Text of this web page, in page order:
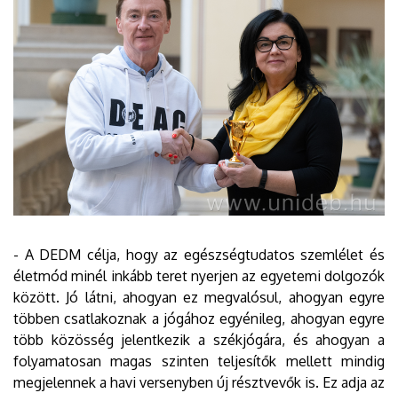
- A DEDM célja, hogy az egészségtudatos szemlélet és
életmód minél inkább teret nyerjen az egyetemi dolgozók
között. Jó látni, ahogyan ez megvalósul, ahogyan egyre
többen csatlakoznak a jógához egyénileg, ahogyan egyre
több közösség jelentkezik a székjógára, és ahogyan a
folyamatosan magas szinten teljesítők mellett mindig
megjelennek a havi versenyben új résztvevők is. Ez adja az